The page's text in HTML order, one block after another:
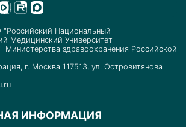
Национальный
Медицинский Университет
Министерства здравоохранения Российской
г. Москва 117513, ул. Островитянова
ИНФОРМАЦИЯ